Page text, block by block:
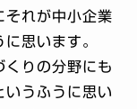
それが中小企業
思います。
くりの分野にも
いうふうに思い